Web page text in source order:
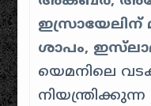
ശാപം,
യെമനിലെ